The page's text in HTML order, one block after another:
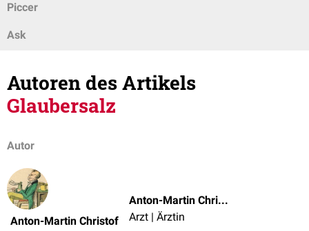
Piccer
Ask
Autoren des Artikels
Glaubersalz
Autor
Anton-Martin Christof
Anton-Martin Christof
Arzt | Ärztin